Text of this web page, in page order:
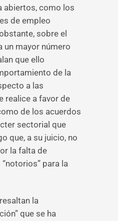
abiertos, como los
de empleo
sobre el
un mayor número
que ello
de la
a las
realice a favor de
de los acuerdos
sectorial que
que, a su juicio, no
la falta de
para la
la
que se ha